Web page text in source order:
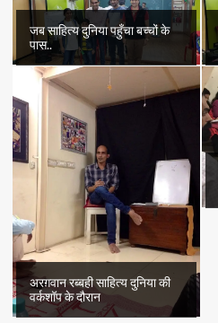
जब साहित्य दुनिया पहुँचा बच्चों के
पास..
अरग़वान रब्बही साहित्य दुनिया की
वर्कशॉप के दौरान